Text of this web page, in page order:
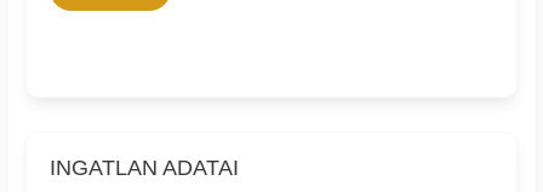
INGATLAN ADATAI